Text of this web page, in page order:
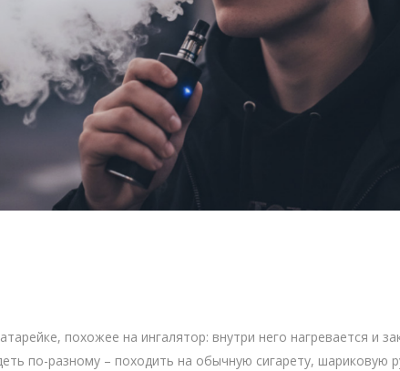
похожее на ингалятор: внутри него нагревается и
по-разному – походить на обычную сигарету, шариковую